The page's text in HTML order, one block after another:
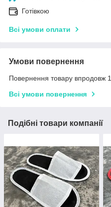
Готівкою
Всі умови оплати
Умови повернення
Повернення товару впродовж
Всі умови повернення
Подібні товари компанії